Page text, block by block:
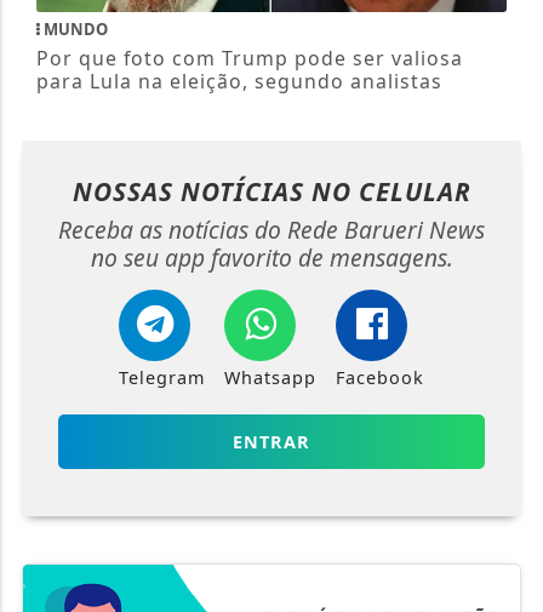
MUNDO
Por que foto com Trump pode ser valiosa
para Lula na eleição, segundo analistas
NOSSAS NOTÍCIAS NO CELULAR
Receba as notícias do Rede Barueri News
no seu app favorito de mensagens.
Telegram Whatsapp Facebook
ENTRAR